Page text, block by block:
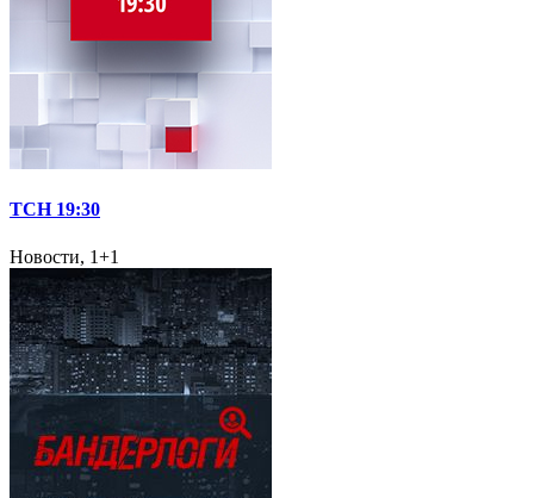
ТСН 19:30
Новости, 1+1